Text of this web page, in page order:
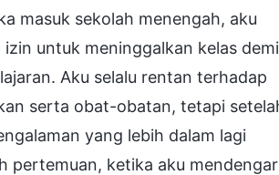
masuk sekolah menengah, aku
untuk meninggalkan kelas demi
Aku selalu rentan terhadap
serta obat-obatan, tetapi
yang lebih dalam lagi
pertemuan, ketika aku mendengar